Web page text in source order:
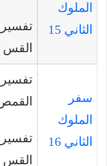
الملوك
الثاني 15
سفر
الملوك
الثاني 16